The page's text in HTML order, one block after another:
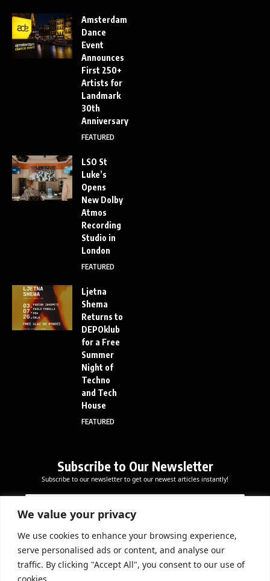
We value your privacy
We use cookies to enhance your browsing experience,
serve personalised ads or content, and analyse our
traffic. By clicking "Accept All", you consent to our use of
cookies.
Amsterdam
Dance
Event
Announces
First 250+
Artists for
Landmark
30th
Anniversary
FEATURED
LSO St
Luke’s
Opens
New Dolby
Atmos
Recording
Studio in
London
FEATURED
Ljetna
Shema
Returns to
DEPOklub
for a Free
Summer
Night of
Techno
and Tech
House
FEATURED
Subscribe to Our Newsletter
Subscribe to our newsletter to get our newest articles instantly!
a
l
a
l
E
m
a
E
m
a
i
*
Subscribe Now